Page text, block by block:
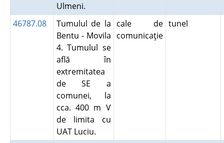
Ulmeni.
46787.08
Tumulul de la
Bentu - Movila
4. Tumulul se
află în
extremitatea
de SE a
comunei, la
cca. 400 m V
de limita cu
UAT Luciu.
cale de
comunicaţie
tunel